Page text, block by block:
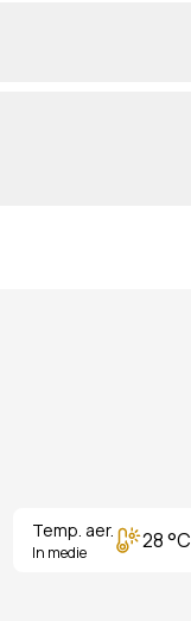
Temp. aer.
In medie 28 °C